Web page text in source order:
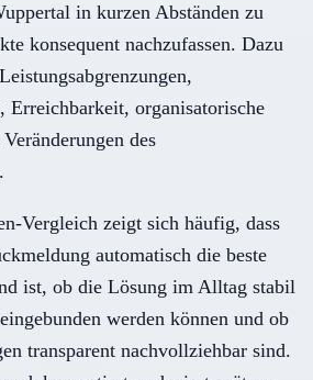
in kurzen Abständen zu
konsequent nachzufassen. Dazu
Erreichbarkeit, organisatorische
des
Vergleich zeigt sich häufig, dass
automatisch die beste
ist, ob die Lösung im Alltag stabil
werden können und ob
transparent nachvollziehbar sind.